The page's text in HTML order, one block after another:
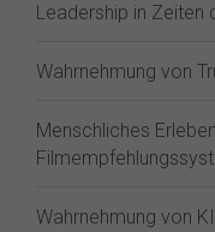
Leadership in Zeiten
Wahrnehmung von
Menschliches
Wahrnehmung von